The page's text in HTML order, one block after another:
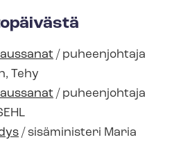
/ puheenjohtaja
Tehy
/ puheenjohtaja
/ sisäministeri Maria